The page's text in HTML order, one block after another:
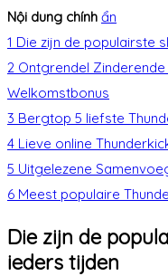
Nội dung chính ẩn
1 Die zijn de populairste
2 Ontgrendel Zinderende
Welkomstbonus
3 Bergtop 5 liefste
4 Lieve online
5 Uitgelezene
6 Meest populaire
Die zijn de
ieders tijden